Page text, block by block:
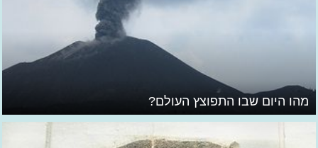
מהו היום שבו התפוצץ העולם?